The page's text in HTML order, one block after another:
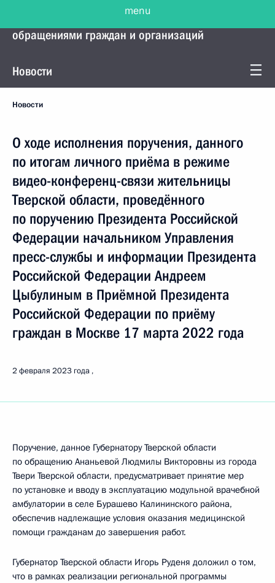
Управление Президента по работе с
обращениями граждан и организаций
Новости
Новости
О ходе исполнения поручения, данного
по итогам личного приёма в режиме
видео-конференц-связи жительницы
Тверской области, проведённого
по поручению Президента Российской
Федерации начальником Управления
пресс-службы и информации Президента
Российской Федерации Андреем
Цыбулиным в Приёмной Президента
Российской Федерации по приёму
граждан в Москве 17 марта 2022 года
2 февраля 2023 года
Поручение, данное Губернатору Тверской области
по обращению Ананьевой Людмилы Викторовны из города
Твери Тверской области, предусматривает принятие мер
по установке и вводу в эксплуатацию модульной врачебной
амбулатории в селе Бурашево Калининского района,
обеспечив надлежащие условия оказания медицинской
помощи гражданам до завершения работ.
Губернатор Тверской области Игорь Руденя доложил о том,
что в рамках реализации региональной программы